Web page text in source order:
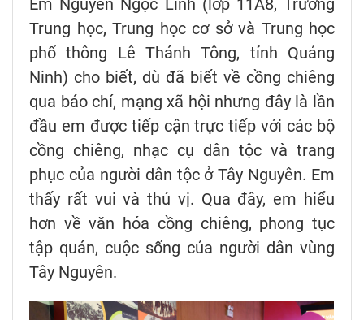
Em Nguyễn Ngọc Linh (lớp 11A8, Trường
Trung học, Trung học cơ sở và Trung học
phổ thông Lê Thánh Tông, tỉnh Quảng
Ninh) cho biết, dù đã biết về cồng chiêng
qua báo chí, mạng xã hội nhưng đây là lần
đầu em được tiếp cận trực tiếp với các bộ
cồng chiêng, nhạc cụ dân tộc và trang
phục của người dân tộc ở Tây Nguyên. Em
thấy rất vui và thú vị. Qua đây, em hiểu
hơn về văn hóa cồng chiêng, phong tục
tập quán, cuộc sống của người dân vùng
Tây Nguyên.